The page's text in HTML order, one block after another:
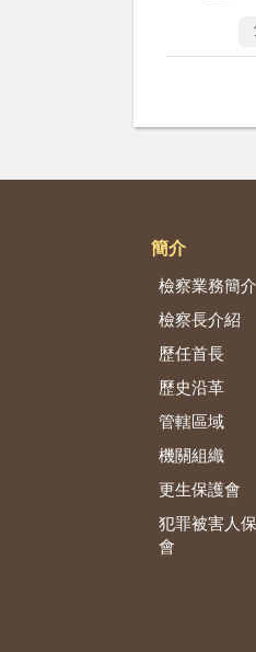
簡介
檢察業務簡介
檢察長介紹
歷任首長
歷史沿革
管轄區域
機關組織
更生保護會
犯罪被害人
會